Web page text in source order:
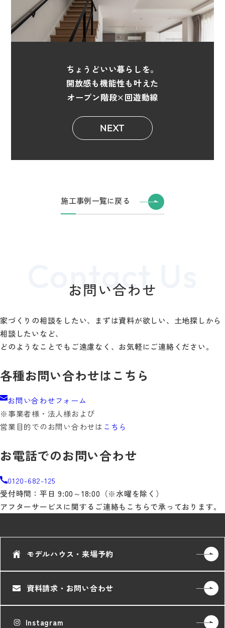
ちょうどいい暮らしを。
開放感も機能性も叶えた
オープン階段×回遊動線
NEXT
施工事例一覧に戻る
お問い合わせ
家づくりの相談をしたい、まずは資料が欲しい、土地探しから
相談したいなど、
どのようなことでもご遠慮なく、お気軽にご連絡ください。
各種お問い合わせはこちら
お問い合わせフォーム
※事業者様・法人様および
営業目的でのお問い合わせは こちら
お電話でのお問い合わせ
0120-682-125
受付時間：平日 9:00～18:00（※水曜を除く）
アフターサービスに関するご連絡もこちらで承っております。
モデルハウス・来場予約
資料請求・お問い合わせ
Instagram